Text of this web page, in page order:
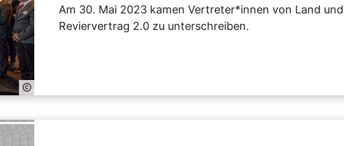
Am 30. Mai 2023 kamen Vertreter*innen von Land
Reviervertrag 2.0 zu unterschreiben.